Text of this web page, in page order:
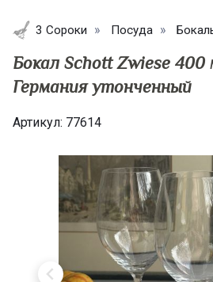
3 Сороки Посуда
Бокал Schott Zwiese 400
Германия утонченный
Артикул: 77614